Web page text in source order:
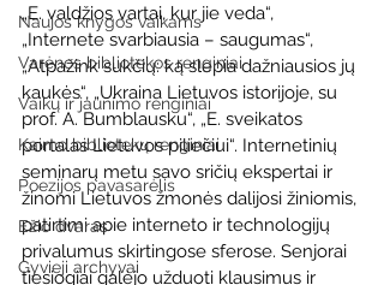
Naujos knygos vaikams
Varėnos bibliotekos renginiai
Vaikų ir jaunimo renginiai
Kaimo bibliotekų renginiai
Poezijos pavasarėlis
Ežio dvaras
Gyvieji archyvai
„E. valdžios vartai, kur jie veda“,
„Internete svarbiausia – saugumas“,
„Atpažink sukčių: ką slepia dažniausios jų
kaukės“, „Ukraina Lietuvos istorijoje, su
prof. A. Bumblausku“, „E. sveikatos
portalas Lietuvos piliečiui“. Internetinių
seminarų metu savo sričių ekspertai ir
žinomi Lietuvos žmonės dalijosi žiniomis,
patirtimi apie interneto ir technologijų
privalumus skirtingose sferose. Senjorai
tiesiogiai galėjo užduoti klausimus ir